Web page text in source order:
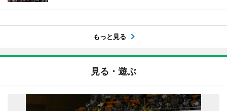
もっと見る
見る・遊ぶ